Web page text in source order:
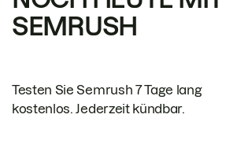
SEMRUSH
Testen Sie Semrush 7 Tage lang
kostenlos. Jederzeit kündbar.